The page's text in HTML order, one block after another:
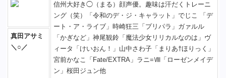
信州大好き◯（まる）顔声優。趣味は汗だくトレーニ
ング（笑）「令和のデ・ジ・キャラット」でじこ 「デ
ート・ア・ライブ」時崎狂三「プリパラ」ガァルル
「かぎなど」神尾観鈴「魔法少女リリカルなのは」ヴ
ィータ「けいおん！」山中さわ子「まりあ†ほりっく」
宮前かなこ「Fate/EXTRA」ラニ=Ⅷ「ローゼンメイデ
ン」桜田ジュン他
真田アサミ
＼○／